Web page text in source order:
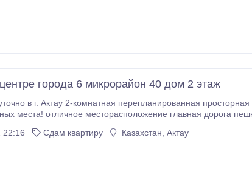
города 6 микрорайон 40 дом 2 этаж
г. Актау 2-комнатная перепланированная просторная квартира, центр города 6
машина автомат, микроволновка, электрический чайник, вся необходимая
22:16 Сдам квартиру Казахстан, Актау